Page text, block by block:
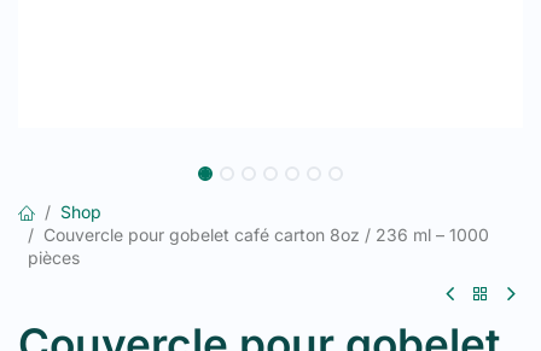
Shop
Couvercle pour gobelet café carton 8oz / 236 ml – 1000
pièces